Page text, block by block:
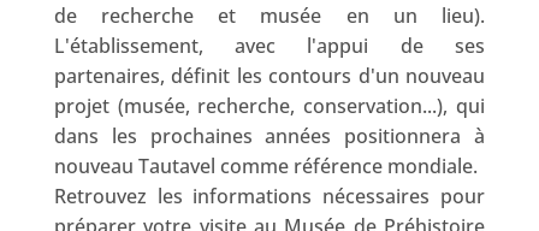
de recherche et musée en un lieu).
L'établissement, avec l'appui de ses
partenaires, définit les contours d'un nouveau
projet (musée, recherche, conservation...), qui
dans les prochaines années positionnera à
nouveau Tautavel comme référence mondiale.
Retrouvez les informations nécessaires pour